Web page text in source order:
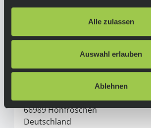
Alle zulassen
Auswahl erlauben
Ablehnen
Polyester, 15 EVA%, 10 Spandex
Race Face
Gewerbepark 6
66989 Höhfröschen
Deutschland